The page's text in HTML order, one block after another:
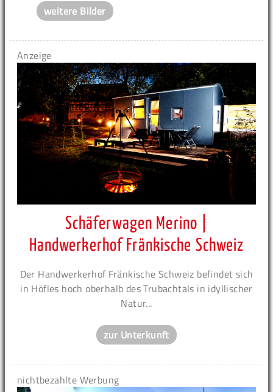
weitere Bilder
Anzeige
Schäferwagen Merino |
Handwerkerhof Fränkische Schweiz
Der Handwerkerhof Fränkische Schweiz befindet sich
in Höfles hoch oberhalb des Trubachtals in idyllischer
Natur...
zur Unterkunft
nichtbezahlte Werbung